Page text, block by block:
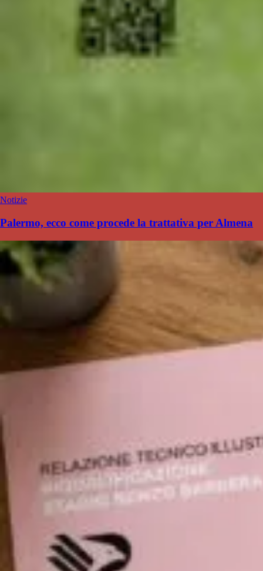
Notizie
Palermo, ecco come procede la trattativa per Almena